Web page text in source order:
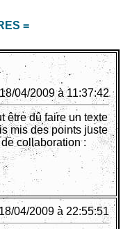
=
04/2009 à 11:37:42
être dû faire un texte
mis des points juste
collaboration :
04/2009 à 22:55:51